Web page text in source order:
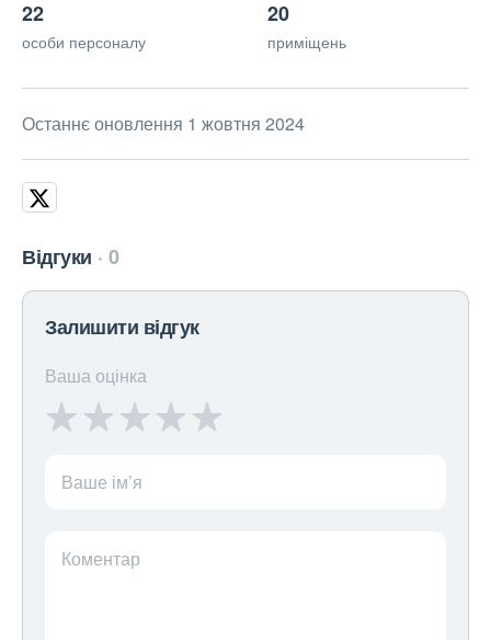
22
особи персоналу
20
приміщень
Останнє оновлення 1 жовтня 2024
Відгуки 0
Залишити відгук
Ваша оцінка
Ваше ім’я
Коментар